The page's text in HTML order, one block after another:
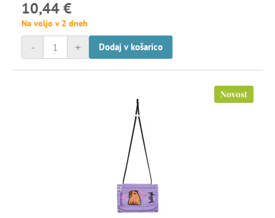
10,44 €
Na voljo v 2 dneh
+
- Dodaj v košarico
Novost